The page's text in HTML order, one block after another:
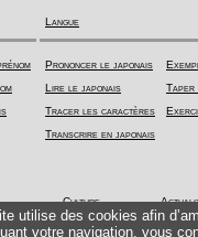
utilise des cookies afin
votre navigation, vous
Langue
Prononcer le japonais
Lire le japonais
Tracer les caractères
Transcrire en japonais
Taper
Culture